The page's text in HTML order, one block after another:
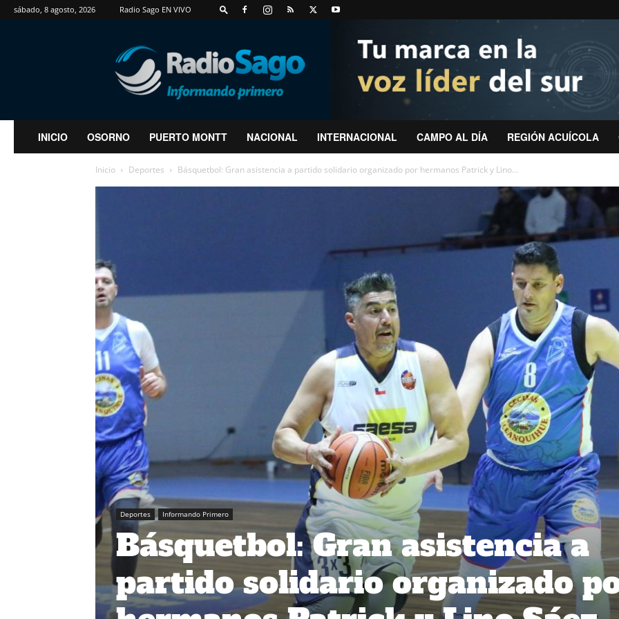
sábado, 8 agosto, 2026 Radio Sago EN VIVO
RadioSago
INICIO OSORNO PUERTO MONTT NACIONAL INTERNACIONAL CAMPO AL DÍA REGIÓN ACUÍCOLA
Inicio Deportes Básquetbol: Gran asistencia a partido solidario organizado por hermanos Patrick y Lino...
Deportes Informando Primero
Básquetbol: Gran asistencia a
partido solidario organizado